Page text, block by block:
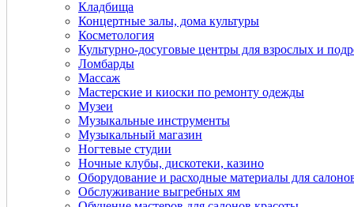
Кладбища
Концертные залы, дома культуры
Косметология
Культурно-досуговые центры для взрослых и
Ломбарды
Массаж
Мастерские и киоски по ремонту одежды
Музеи
Музыкальные инструменты
Музыкальный магазин
Ногтевые студии
Ночные клубы, дискотеки, казино
Оборудование и расходные материалы для
Обслуживание выгребных ям